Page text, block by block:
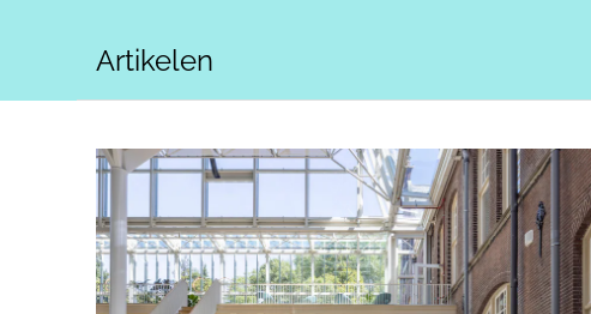
Artikelen